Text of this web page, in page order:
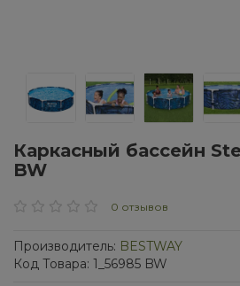
Каркасный бассейн
BW
0 отзывов
Производитель: BESTWAY
Код Товара: 1_56985 BW